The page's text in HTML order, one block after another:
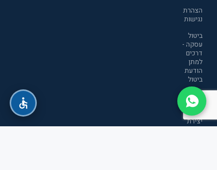
הצהרת
נגישות
ביטול
עסקה -
דרכים
למתן
הודעת
ביטול
מדיניות
הפרטיות
יצירת